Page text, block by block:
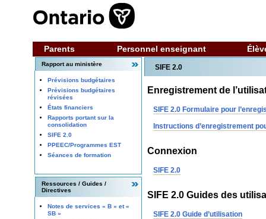
Parents Personnel enseignant
Rapport au ministère
Prévisions budgétaires
Prévisions budgétaires
révisées
États financiers
Rapports portant sur la
consolidation
SIFE 2.0
PPEEC/Programmes EST
Séances de formation
Ressources / Guides /
Directives
Notes de services « B » et «
SB »
SIFE 2.0
Enregistrement de
SIFE 2.0 Formulaire pour
Instructions d’enregistrement
Connexion
SIFE 2.0
SIFE 2.0 Guides des
SIFE 2.0 Guide d’utilisation